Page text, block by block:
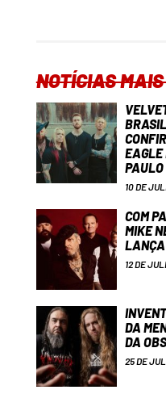
NOTÍCIAS
EAGLE
PAULO
10 DE
COM
MIKE
LANÇA
12 DE
DA
DA
25 DE